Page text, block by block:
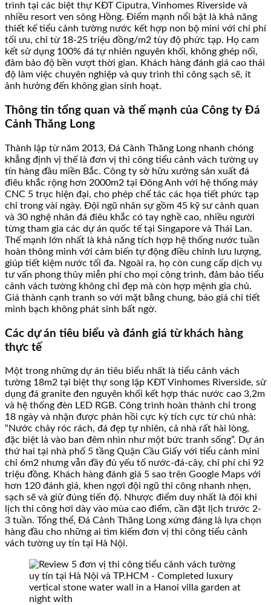
trình tại các biệt thự KĐT Ciputra, Vinhomes Riverside và
nhiều resort ven sông Hồng. Điểm mạnh nổi bật là khả năng
thiết kế tiểu cảnh tường nước kết hợp non bộ mini với chi phí
tối ưu, chỉ từ 18-25 triệu đồng/m2 tùy độ phức tạp. Họ cam
kết sử dụng 100% đá tự nhiên nguyên khối, không ghép nối,
đảm bảo độ bền vượt thời gian. Khách hàng đánh giá cao thái
độ làm việc chuyên nghiệp và quy trình thi công sạch sẽ, ít
ảnh hưởng đến không gian sinh hoạt.
Thông tin tổng quan và thế mạnh của Công ty Đá
Cảnh Thăng Long
Thành lập từ năm 2013, Đá Cảnh Thăng Long nhanh chóng
khẳng định vị thế là đơn vị thi công tiểu cảnh vách tường uy
tín hàng đầu miền Bắc. Công ty sở hữu xưởng sản xuất đá
điêu khắc rộng hơn 2000m2 tại Đông Anh với hệ thống máy
CNC 5 trục hiện đại, cho phép chế tác các họa tiết phức tạp
chỉ trong vài ngày. Đội ngũ nhân sự gồm 45 kỹ sư cảnh quan
và 30 nghệ nhân đá điêu khắc có tay nghề cao, nhiều người
từng tham gia các dự án quốc tế tại Singapore và Thái Lan.
Thế mạnh lớn nhất là khả năng tích hợp hệ thống nước tuần
hoàn thông minh với cảm biến tự động điều chỉnh lưu lượng,
giúp tiết kiệm nước tối đa. Ngoài ra, họ còn cung cấp dịch vụ
tư vấn phong thủy miễn phí cho mọi công trình, đảm bảo tiểu
cảnh vách tường không chỉ đẹp mà còn hợp mệnh gia chủ.
Giá thành cạnh tranh so với mặt bằng chung, báo giá chi tiết
minh bạch không phát sinh bất ngờ.
Các dự án tiêu biểu và đánh giá từ khách hàng
thực tế
Một trong những dự án tiêu biểu nhất là tiểu cảnh vách
tường 18m2 tại biệt thự song lập KĐT Vinhomes Riverside, sử
dụng đá granite đen nguyên khối kết hợp thác nước cao 3,2m
và hệ thống đèn LED RGB. Công trình hoàn thành chỉ trong
18 ngày và nhận được phản hồi cực kỳ tích cực từ chủ nhà:
“Nước chảy róc rách, đá đẹp tự nhiên, cả nhà rất hài lòng,
đặc biệt là vào ban đêm nhìn như một bức tranh sống”. Dự án
thứ hai tại nhà phố 5 tầng Quận Cầu Giấy với tiểu cảnh mini
chỉ 6m2 nhưng vẫn đầy đủ yếu tố nước-đá-cây, chi phí chỉ 92
triệu đồng. Khách hàng đánh giá 5 sao trên Google Maps với
hơn 120 đánh giá, khen ngợi đội ngũ thi công nhanh nhẹn,
sạch sẽ và giữ đúng tiến độ. Nhược điểm duy nhất là đôi khi
lịch thi công hơi dày vào mùa cao điểm, cần đặt lịch trước 2-
3 tuần. Tổng thể, Đá Cảnh Thăng Long xứng đáng là lựa chọn
hàng đầu cho những ai tìm kiếm đơn vị thi công tiểu cảnh
vách tường uy tín tại Hà Nội.